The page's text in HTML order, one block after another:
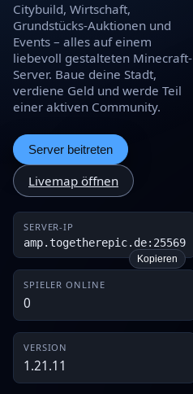
Citybuild, Wirtschaft,
Grundstücks-Auktionen und
Events – alles auf einem
liebevoll gestalteten Minecraft-
Server. Baue deine Stadt,
verdiene Geld und werde Teil
einer aktiven Community.
Server beitreten
Livemap öffnen
SERVER-IP
amp.togetherepic.de:25569
Kopieren
SPIELER ONLINE
0
VERSION
1.21.11